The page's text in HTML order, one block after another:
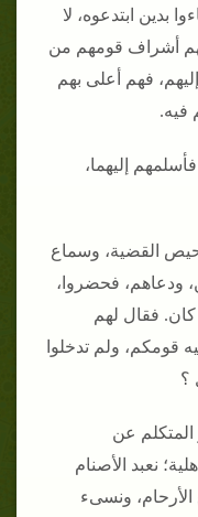
بدين ابتدعوه، لا
أشراف قومهم من
فهم أعلى بهم
فيه‏.‏
إليهما،
القضية، وسماع
ودعاهم، فحضروا،
كان‏.‏ فقال لهم
قومكم، ولم تدخلوا
‏؟‏
عن
نعبد الأصنام
الأرحام، ونسىء